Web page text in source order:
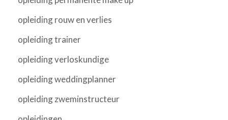
opleiding rouw en verlies
opleiding trainer
opleiding verloskundige
opleiding weddingplanner
opleiding zweminstructeur